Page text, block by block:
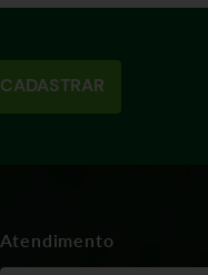
CADASTRAR
Atendimento